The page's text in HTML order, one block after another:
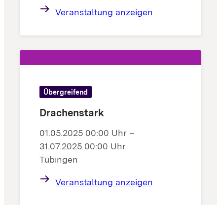
Veranstaltung anzeigen
Übergreifend
Drachenstark
01.05.2025 00:00 Uhr –
31.07.2025 00:00 Uhr
Tübingen
Veranstaltung anzeigen